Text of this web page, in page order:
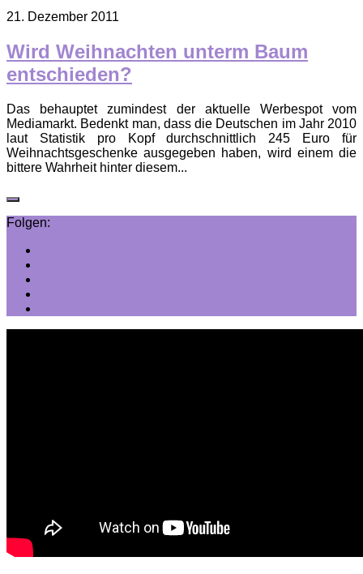
21. Dezember 2011
Wird Weihnachten unterm Baum
entschieden?
Das behauptet zumindest der aktuelle Werbespot vom
Mediamarkt. Bedenkt man, dass die Deutschen im Jahr 2010
laut Statistik pro Kopf durchschnittlich 245 Euro für
Weihnachtsgeschenke ausgegeben haben, wird einem die
bittere Wahrheit hinter diesem...
Folgen: